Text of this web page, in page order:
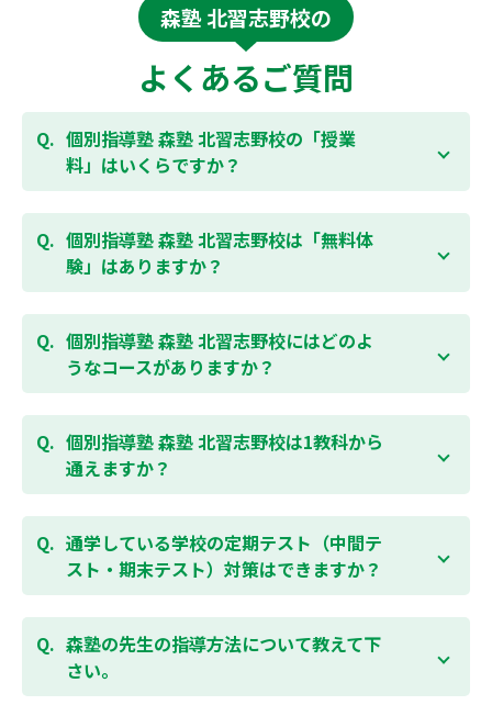
森塾 北習志野校の
よくあるご質問
個別指導塾 森塾 北習志野校の「授業
料」はいくらですか？
お子様の学年やご状況、校舎によって変わりますの
で、以下より、お気軽にお問合わせください。個別指
導塾 森塾の授業料はこちらのページ
よりお問合わせく
ださい。自動返信メールで【すぐ】にご確認いただけ
個別指導塾 森塾 北習志野校は「無料体
験」はありますか？
通常期には最大1ヶ月の無料体験を受付しておりま
す。また、春休み、夏休み、冬休みの講習では「4日
間～5日間の無料体験」授業を受けていただくことが
可能です。個別指導塾 森塾 北習志野校の無料体験につ
ます。
個別指導塾 森塾 北習志野校にはどのよ
うなコースがありますか？
個別指導塾 森塾 北習志野校では、小学生・中学生・
高校生のコースがあり、それぞれ学校のテストの点数
アップを目的としたコースとなっております。その
他、小学生用の英検®対策や、基礎学力を身につける
で、詳細は校舎にお問合わせください。
お問合わせはこちら
個別指導塾 森塾 北習志野校は1教科から
通えますか？
はい、1教科、週1日から受講いただけます。自分から
勉強できる習慣をつけるために最初は1から2教科での
受講をおすすめしております。まずはお気軽にご相談
ください。
ご相談（お問合わせ）はこちら
通学している学校の定期テスト（中間テ
スト・期末テスト）対策はできますか？
お子様お一人おひとりの学校進度やテスト範囲にあわ
せて授業をすすめますので、定期テスト対策に繋がり
ます。森塾では、テスト直前に自分の予定にあわせ
て、テスト対策授業の追加ができます。 受講中の科目
森塾の先生の指導方法について教えて下
さい。